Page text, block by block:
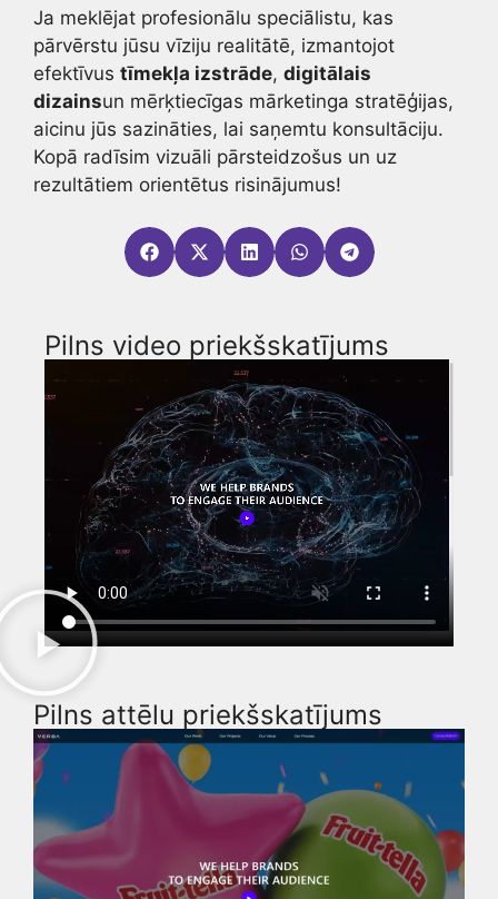
Ja meklējat profesionālu speciālistu, kas
pārvērstu jūsu vīziju realitātē, izmantojot
efektīvus tīmekļa izstrāde, digitālais
dizainsun mērķtiecīgas mārketinga stratēģijas,
aicinu jūs sazināties, lai saņemtu konsultāciju.
Kopā radīsim vizuāli pārsteidzošus un uz
rezultātiem orientētus risinājumus!
Pilns video priekšskatījums
Pilns attēlu priekšskatījums